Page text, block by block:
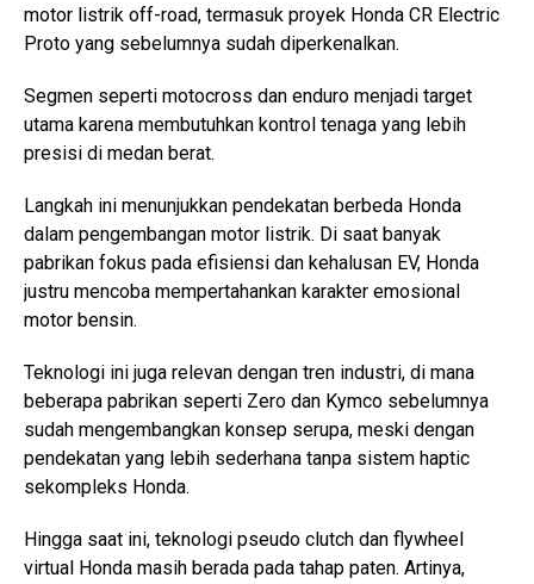
motor listrik off-road, termasuk proyek Honda CR Electric
Proto yang sebelumnya sudah diperkenalkan.
Segmen seperti motocross dan enduro menjadi target
utama karena membutuhkan kontrol tenaga yang lebih
presisi di medan berat.
Langkah ini menunjukkan pendekatan berbeda Honda
dalam pengembangan motor listrik. Di saat banyak
pabrikan fokus pada efisiensi dan kehalusan EV, Honda
justru mencoba mempertahankan karakter emosional
motor bensin.
Teknologi ini juga relevan dengan tren industri, di mana
beberapa pabrikan seperti Zero dan Kymco sebelumnya
sudah mengembangkan konsep serupa, meski dengan
pendekatan yang lebih sederhana tanpa sistem haptic
sekompleks Honda.
Hingga saat ini, teknologi pseudo clutch dan flywheel
virtual Honda masih berada pada tahap paten. Artinya,